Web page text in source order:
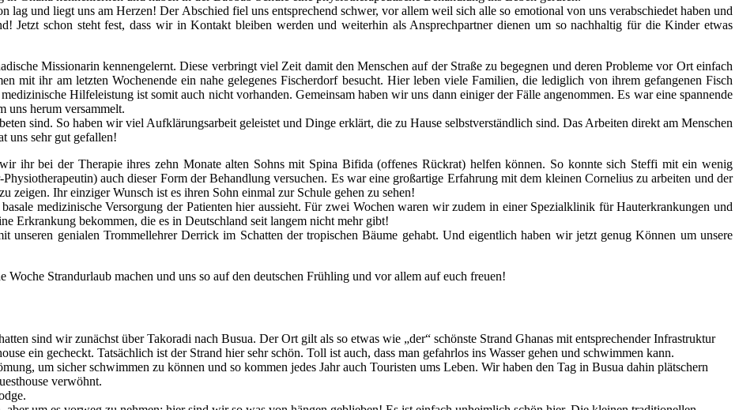
und liegt uns am Herzen! Der Abschied fiel uns entsprechend schwer, vor allem weil sich alle so emotional von uns verabschiedet haben und
Jetzt schon steht fest, dass wir in Kontakt bleiben werden und weiterhin als Ansprechpartner dienen um so nachhaltig für die Kinder etwas
Missionarin kennengelernt. Diese verbringt viel Zeit damit den Menschen auf der Straße zu begegnen und deren Probleme vor Ort einfach
mit ihr am letzten Wochenende ein nahe gelegenes Fischerdorf besucht. Hier leben viele Familien, die lediglich von ihrem gefangenen Fisch
Hilfeleistung ist somit auch nicht vorhanden. Gemeinsam haben wir uns dann einiger der Fälle angenommen. Es war eine spannende
uns herum versammelt.
sind. So haben wir viel Aufklärungsarbeit geleistet und Dinge erklärt, die zu Hause selbstverständlich sind. Das Arbeiten direkt am Menschen
uns sehr gut gefallen!
ihr bei der Therapie ihres zehn Monate alten Sohns mit Spina Bifida (offenes Rückrat) helfen können. So konnte sich Steffi mit ein wenig
auch dieser Form der Behandlung versuchen. Es war eine großartige Erfahrung mit dem kleinen Cornelius zu arbeiten und der
zeigen. Ihr einziger Wunsch ist es ihren Sohn einmal zur Schule gehen zu sehen!
medizinische Versorgung der Patienten hier aussieht. Für zwei Wochen waren wir zudem in einer Spezialklinik für Hauterkrankungen und
Erkrankung bekommen, die es in Deutschland seit langem nicht mehr gibt!
unseren genialen Trommellehrer Derrick im Schatten der tropischen Bäume gehabt. Und eigentlich haben wir jetzt genug Können um unsere
Strandurlaub machen und uns so auf den deutschen Frühling und vor allem auf euch freuen!
sind wir zunächst über Takoradi nach Busua. Der Ort gilt als so etwas wie „der“ schönste Strand Ghanas mit entsprechender Infrastruktur
ein gecheckt. Tatsächlich ist der Strand hier sehr schön. Toll ist auch, dass man gefahrlos ins Wasser gehen und schwimmen kann.
um sicher schwimmen zu können und so kommen jedes Jahr auch Touristen ums Leben. Wir haben den Tag in Busua dahin plätschern
verwöhnt.